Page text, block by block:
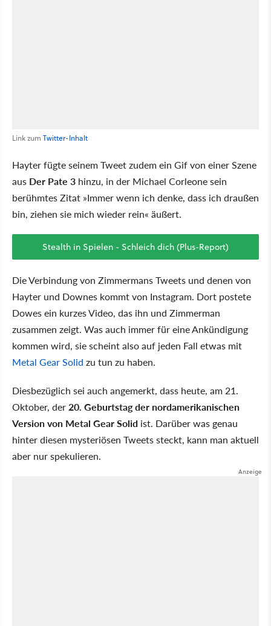
Link zum Twitter-Inhalt
Hayter fügte seinem Tweet zudem ein Gif von einer Szene
aus Der Pate 3 hinzu, in der Michael Corleone sein
berühmtes Zitat »Immer wenn ich denke, dass ich draußen
bin, ziehen sie mich wieder rein« äußert.
Stealth in Spielen - Schleich dich (Plus-Report)
Die Verbindung von Zimmermans Tweets und denen von
Hayter und Downes kommt von Instagram. Dort postete
Dowes ein kurzes Video, das ihn und Zimmerman
zusammen zeigt. Was auch immer für eine Ankündigung
kommen wird, sie scheint also auf jeden Fall etwas mit
Metal Gear Solid zu tun zu haben.
Diesbezüglich sei auch angemerkt, dass heute, am 21.
Oktober, der 20. Geburtstag der nordamerikanischen
Version von Metal Gear Solid ist. Darüber was genau
hinter diesen mysteriösen Tweets steckt, kann man aktuell
aber nur spekulieren.